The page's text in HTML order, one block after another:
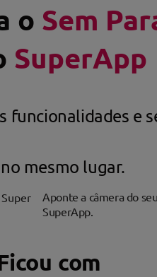
o Sem
SuperApp
funcionalidades e
mesmo lugar.
Aponte a câmera do
SuperApp.
com